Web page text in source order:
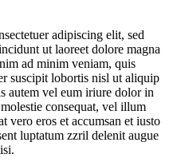
adipiscing elit, sed
ut laoreet dolore magna
ad minim veniam, quis
suscipit lobortis nisl ut aliquip
autem vel eum iriure dolor in
consequat, vel illum
vero eros et accumsan et iusto
luptatum zzril delenit augue